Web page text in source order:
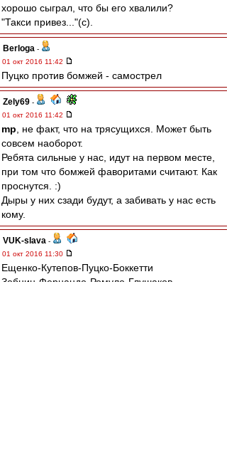
хорошо сыграл, что бы его хвалили?
"Такси привез..."(с).
Berloga -
01 окт 2016 11:42
Пуцко против бомжей - самострел
Zely69 -
01 окт 2016 11:42
mp , не факт, что на трясущихся. Может быть
совсем наоборот.
Ребята сильные у нас, идут на первом месте,
при том что бомжей фаворитами считают. Как
проснутся. :)
Дыры у них сзади будут, а забивать у нас есть
кому.
VUK-slava -
01 окт 2016 11:30
Ещенко-Кутепов-Пуцко-Боккетти
Зобнин-Фернандо-Ромуло-Глушаков